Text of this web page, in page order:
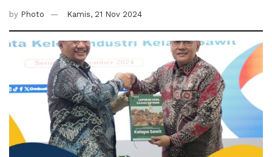
by Photo Kamis, 21 Nov 2024